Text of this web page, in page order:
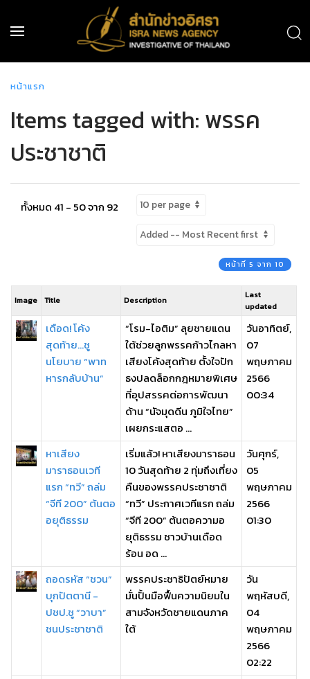
หน้าแรก
Items tagged with: พรรค
ประชาชาติ
ทั้งหมด 41 - 50 จาก 92
หน้าที่ 5 จาก 10
Image Title Description
Last
updated
เดือด! โค้ง
สุดท้าย...ชู
นโยบาย “พาท
หารกลับบ้าน”
“โรม-ไอติม” ลุยชายแดน
ใต้ช่วยลูกพรรคก้าวไกลหา
เสียงโค้งสุดท้าย ตั้งใจปัก
ธงปลดล็อกกฎหมายพิเศษ
ที่อุปสรรคต่อการพัฒนา
ด้าน “นัจมุดดีน ภูมิใจไทย”
เผยกระแสตอ ...
วันอาทิตย์,
07
พฤษภาคม
2566
00:34
หาเสียง
มาราธอนเวที
แรก “ทวี” ถล่ม
“จีที 200” ต้นตอ
อยุติธรรม
เริ่มแล้ว! หาเสียงมาราธอน
10 วันสุดท้าย 2 ทุ่มถึงเที่ยง
คืนของพรรคประชาชาติ
“ทวี” ประกาศเวทีแรก ถล่ม
“จีที 200” ต้นตอความอ
ยุติธรรม ชาวบ้านเดือด
ร้อน อด ...
วันศุกร์,
05
พฤษภาคม
2566
01:30
ถอดรหัส “ชวน”
บุกปัตตานี -
ปชป.ชู “วาบา”
ชนประชาชาติ
พรรคประชาธิปัตย์หมาย
มั่นปั้นมือฟื้นความนิยมใน
สามจังหวัดชายแดนภาค
ใต้
วัน
พฤหัสบดี,
04
พฤษภาคม
2566
02:22